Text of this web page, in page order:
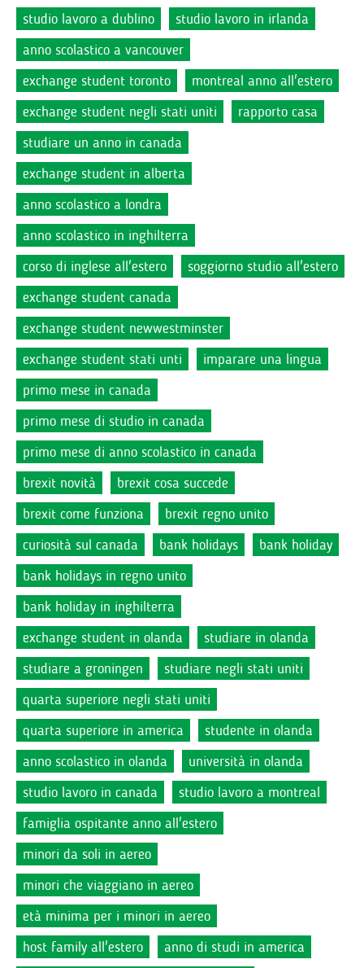
studio lavoro a dublino
studio lavoro in irlanda
anno scolastico a vancouver
exchange student toronto
montreal anno all'estero
exchange student negli stati uniti
rapporto casa
studiare un anno in canada
exchange student in alberta
anno scolastico a londra
anno scolastico in inghilterra
corso di inglese all'estero
soggiorno studio all'estero
exchange student canada
exchange student newwestminster
exchange student stati unti
imparare una lingua
primo mese in canada
primo mese di studio in canada
primo mese di anno scolastico in canada
brexit novità
brexit cosa succede
brexit come funziona
brexit regno unito
curiosità sul canada
bank holidays
bank holiday
bank holidays in regno unito
bank holiday in inghilterra
exchange student in olanda
studiare in olanda
studiare a groningen
studiare negli stati uniti
quarta superiore negli stati uniti
quarta superiore in america
studente in olanda
anno scolastico in olanda
università in olanda
studio lavoro in canada
studio lavoro a montreal
famiglia ospitante anno all'estero
minori da soli in aereo
minori che viaggiano in aereo
età minima per i minori in aereo
host family all'estero
anno di studi in america